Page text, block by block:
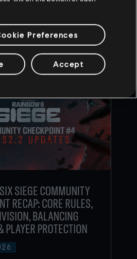
RECOMMANDÉ
SIEGE COMMUNITY
RECAP: CORE RULES,
BALANCING
PLAYER PROTECTION
Preferences
Accept